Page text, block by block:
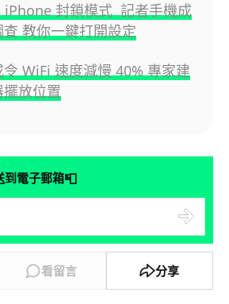
iPhone 封鎖模式 記者手機成
教你一鍵打開設定
WiFi 速度減慢 40% 專家建
放位置
到電子郵箱📮
看留言 分享